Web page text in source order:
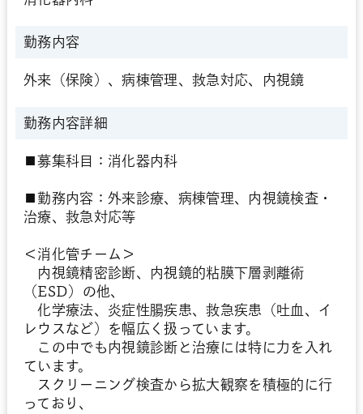
勤務内容
外来（保険）、病棟管理、救急対応、内視鏡
勤務内容詳細
■募集科目：消化器内科
■勤務内容：外来診療、病棟管理、内視鏡検査・
治療、救急対応等
＜消化管チーム＞
内視鏡精密診断、内視鏡的粘膜下層剥離術
（ESD）の他、
化学療法、炎症性腸疾患、救急疾患（吐血、イ
レウスなど）を幅広く扱っています。
この中でも内視鏡診断と治療には特に力を入れ
ています。
スクリーニング検査から拡大観察を積極的に行
っており、